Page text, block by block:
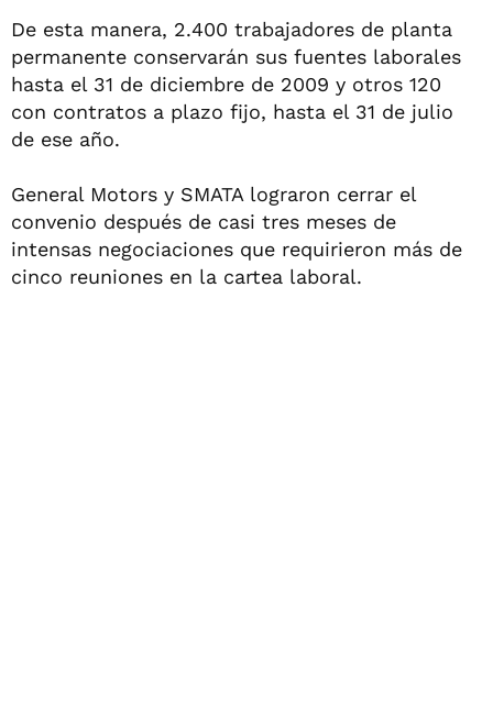
De esta manera, 2.400 trabajadores de planta
permanente conservarán sus fuentes laborales
hasta el 31 de diciembre de 2009 y otros 120
con contratos a plazo fijo, hasta el 31 de julio
de ese año.
General Motors y SMATA lograron cerrar el
convenio después de casi tres meses de
intensas negociaciones que requirieron más de
cinco reuniones en la cartea laboral.